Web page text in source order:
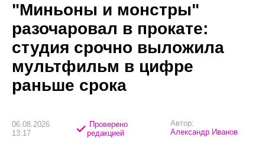
"Миньоны и монстры"
разочаровал в прокате:
студия срочно выложила
мультфильм в цифре
раньше срока
06.08.2026
13:17
Проверено
редакцией
Автор:
Александр Иванов